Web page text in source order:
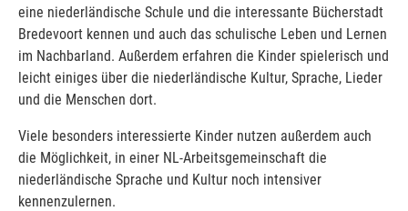
eine niederländische Schule und die interessante Bücherstadt
Bredevoort kennen und auch das schulische Leben und Lernen
im Nachbarland. Außerdem erfahren die Kinder spielerisch und
leicht einiges über die niederländische Kultur, Sprache, Lieder
und die Menschen dort.
Viele besonders interessierte Kinder nutzen außerdem auch
die Möglichkeit, in einer NL-Arbeitsgemeinschaft die
niederländische Sprache und Kultur noch intensiver
kennenzulernen.